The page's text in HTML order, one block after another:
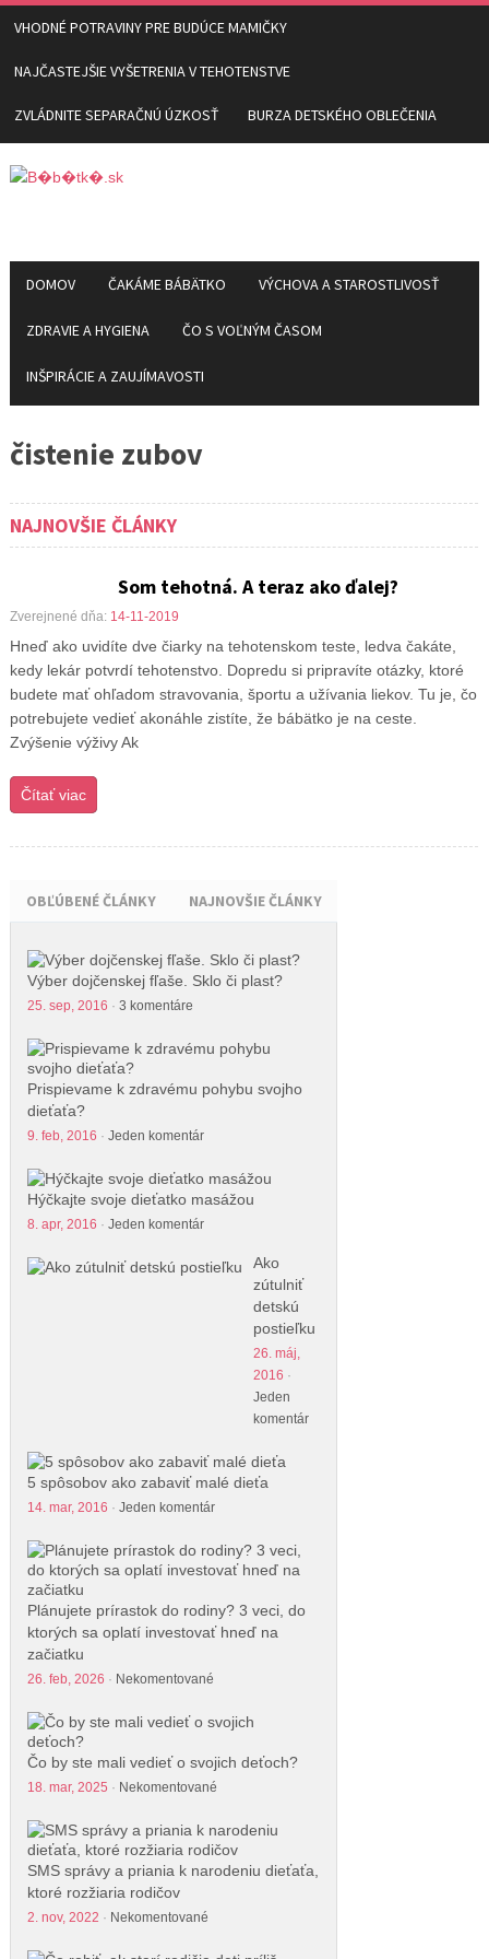
VHODNÉ POTRAVINY PRE BUDÚCE MAMIČKY
NAJČASTEJŠIE VYŠETRENIA V TEHOTENSTVE
ZVLÁDNITE SEPARAČNÚ ÚZKOSŤ BURZA DETSKÉHO OBLEČENIA
DOMOV ČAKÁME BÁBÄTKO VÝCHOVA A STAROSTLIVOSŤ
ZDRAVIE A HYGIENA ČO S VOĽNÝM ČASOM
INŠPIRÁCIE A ZAUJÍMAVOSTI
čistenie zubov
NAJNOVŠIE ČLÁNKY
Som tehotná. A teraz ako ďalej?
Zverejnené dňa: 14-11-2019
Hneď ako uvidíte dve čiarky na tehotenskom teste, ledva čakáte,
kedy lekár potvrdí tehotenstvo. Dopredu si pripravíte otázky, ktoré
budete mať ohľadom stravovania, športu a užívania liekov. Tu je, čo
potrebujete vedieť akonáhle zistíte, že bábätko je na ceste.
Zvýšenie výživy Ak
Čítať viac
OBĽÚBENÉ ČLÁNKY NAJNOVŠIE ČLÁNKY
Výber dojčenskej fľaše. Sklo či plast?
25. sep, 2016 · 3 komentáre
Prispievame k zdravému pohybu svojho
dieťaťa?
9. feb, 2016 · Jeden komentár
Hýčkajte svoje dieťatko masážou
8. apr, 2016 · Jeden komentár
Ako
zútulniť
detskú
postieľku
26. máj,
2016 ·
Jeden
komentár
5 spôsobov ako zabaviť malé dieťa
14. mar, 2016 · Jeden komentár
Plánujete prírastok do rodiny? 3 veci, do
ktorých sa oplatí investovať hneď na
začiatku
26. feb, 2026 · Nekomentované
Čo by ste mali vedieť o svojich deťoch?
18. mar, 2025 · Nekomentované
SMS správy a priania k narodeniu dieťaťa,
ktoré rozžiaria rodičov
2. nov, 2022 · Nekomentované